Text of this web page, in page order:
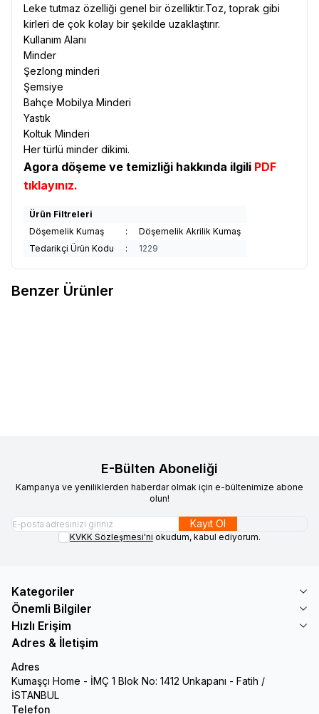
Leke tutmaz özelliği genel bir özelliktir.Toz, toprak gibi
kirleri de çok kolay bir şekilde uzaklaştırır.
Kullanım Alanı
Minder
Şezlong minderi
Şemsiye
Bahçe Mobilya Minderi
Yastık
Koltuk Minderi
Her türlü minder dikimi.
Agora döşeme ve temizliği hakkında ilgili PDF
tıklayınız.
Ürün Filtreleri
Döşemelik Kumaş
:
Döşemelik Akrilik Kumaş
Tedarikçi Ürün Kodu
: 1229
Benzer Ürünler
E-Bülten Aboneliği
Kampanya ve yeniliklerden haberdar olmak için e-bültenimize abone
olun!
Kayıt Ol
KVKK Sözleşmesi'ni okudum, kabul ediyorum.
Kategoriler
Önemli Bilgiler
Hızlı Erişim
Adres & İletişim
Adres
Kumaşçı Home - İMÇ 1 Blok No: 1412 Unkapanı - Fatih /
İSTANBUL
Telefon